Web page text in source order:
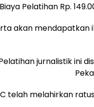
Biaya Pelatihan Rp.
akan mendapatkan
jurnalistik ini
telah melahirkan